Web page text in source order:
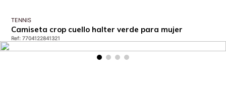
TENNIS
Camiseta crop cuello halter verde para mujer
Ref:7704122841321